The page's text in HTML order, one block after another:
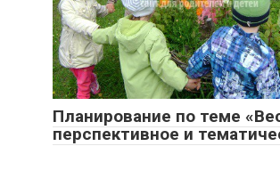
Планирование по теме
перспективное и